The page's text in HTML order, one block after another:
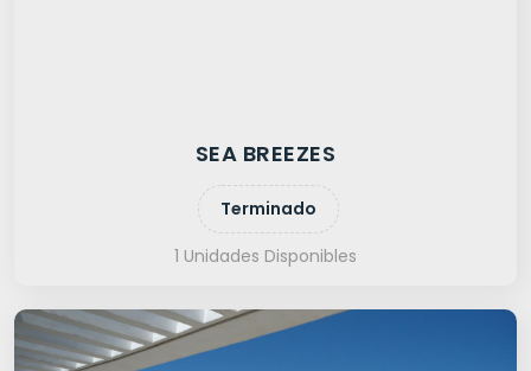
SEA BREEZES
Terminado
1 Unidades Disponibles